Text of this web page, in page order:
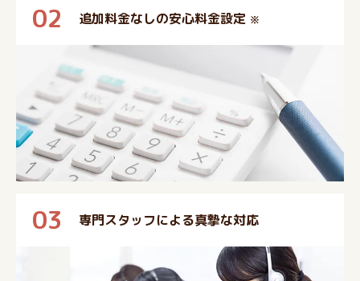
02 追加料金なしの安心料金設定 ※
03 専門スタッフによる真摯な対応